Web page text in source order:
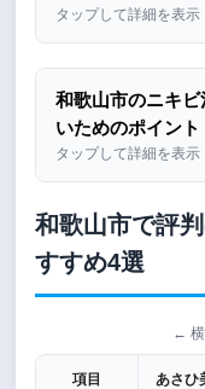
タップして詳細を表示
和歌山市のニキ
いためのポイント
タップして詳細を表示
和歌山市で評
すすめ4選
←
項目 あさひ